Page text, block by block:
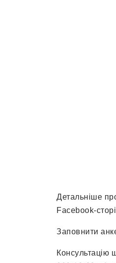
Детальніше
Facebook-
Заповнити
Консультацію